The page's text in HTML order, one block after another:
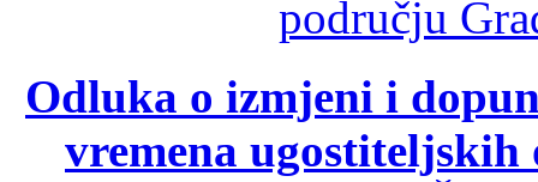
Odluka o izmjeni i
vremena